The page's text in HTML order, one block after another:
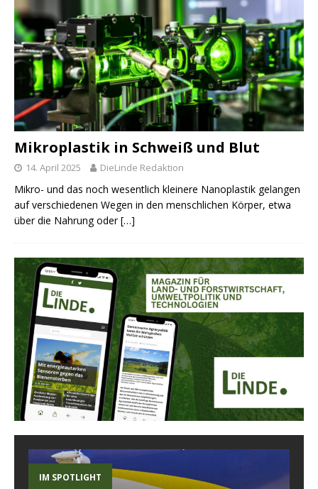
Mikroplastik in Schweiß und Blut
14. April 2025 DieLinde Redaktion
Mikro- und das noch wesentlich kleinere Nanoplastik gelangen
auf verschiedenen Wegen in den menschlichen Körper, etwa
über die Nahrung oder[…]
IM SPOTLIGHT